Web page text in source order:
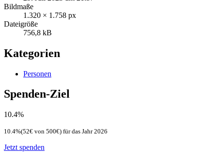
Bildmaße
1.320 × 1.758 px
Dateigröße
756,8 kB
Kategorien
Personen
Spenden-Ziel
10.4%
10.4%(52€ von 500€) für das Jahr 2026
Jetzt spenden